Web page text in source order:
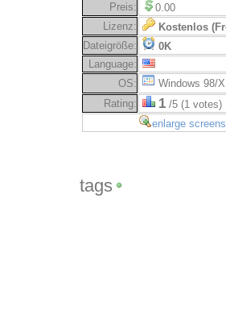
Preis:
0.00
Lizenz:
Kostenlos
Dateigröße:
0K
Language:
OS:
Windows 98/
Rating:
1/5 (1 votes)
enlarge
tags